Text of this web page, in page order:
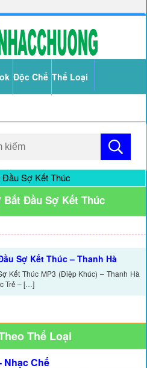
Độc Chế Thể Loại
Sợ Kết Thúc
Bắt Đầu Sợ Kết Thúc
Sợ Kết Thúc – Thanh Hà
Kết Thúc MP3 (Điệp Khúc) – Thanh Hà
Trẻ – […]
Thể Loại
Nhạc Chế